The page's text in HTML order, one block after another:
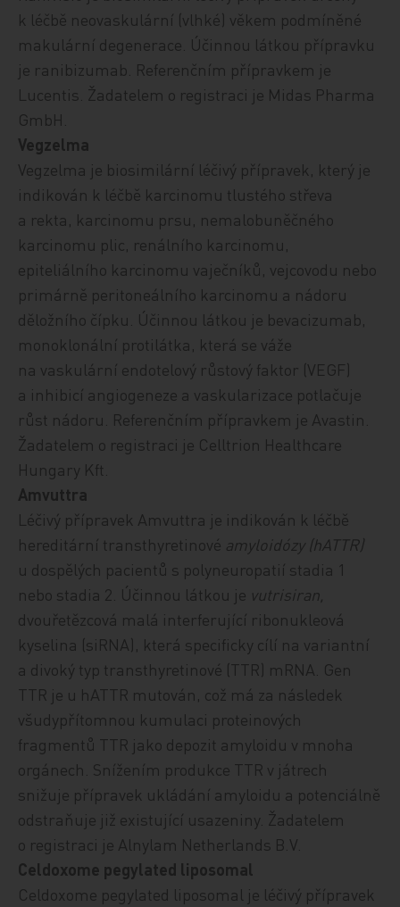
k léčbě neovaskulární (vlhké) věkem podmíněné
makulární degenerace Účinnou látkou přípravku
je ranibizumab Referenčním přípravkem je
Lucentis. Žadatelem o registraci je Midas Pharma
GmbH.
Vegzelma
Vegzelma je biosimilární léčivý přípravek, který je
indikován k léčbě karcinomu tlustého střeva
a rekta, karcinomu prsu, nemalobuněčného
karcinomu plic, renálního karcinomu,
epiteliálního karcinomu vaječníků, vejcovodu nebo
primárně peritoneálního karcinomu a nádoru
děložního čípku. Účinnou látkou je bevacizumab,
monoklonální protilátka, která se váže
na vaskulární endotelový růstový faktor (VEGF)
a inhibicí angiogeneze a vaskularizace potlačuje
růst nádoru. Referenčním přípravkem je Avastin.
Žadatelem o registraci je Celltrion Healthcare
Hungary Kft.
Amvuttra
Léčivý přípravek Amvuttra je indikován k léčbě
hereditární transthyretinové amyloidózy (hATTR)
u dospělých pacientů s polyneuropatií stadia 1
nebo stadia 2. Účinnou látkou je vutrisiran,
dvouřetězcová malá interferující ribonukleová
kyselina (siRNA), která specificky cílí na variantní
a divoký typ transthyretinové (TTR) mRNA. Gen
TTR je u hATTR mutován, což má za následek
všudypřítomnou kumulaci proteinových
fragmentů TTR jako depozit amyloidu v mnoha
orgánech. Snížením produkce TTR v játrech
snižuje přípravek ukládání amyloidu a potenciálně
odstraňuje již existující usazeniny. Žadatelem
o registraci je Alnylam Netherlands B.V.
Celdoxome pegylated liposomal
Celdoxome pegylated liposomal je léčivý přípravek